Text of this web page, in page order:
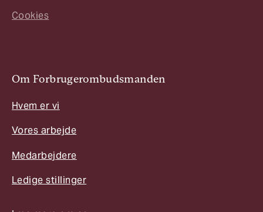
Cookies
Om Forbrugerombudsmanden
Hvem er vi
Vores arbejde
Medarbejdere
Ledige stillinger